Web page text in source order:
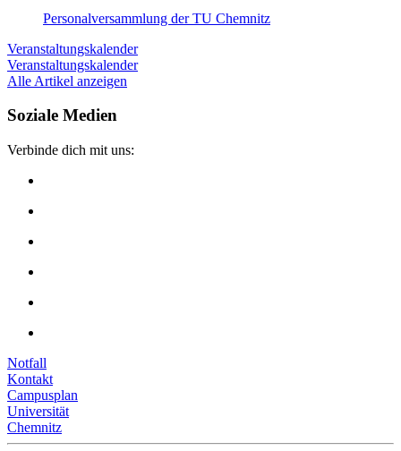
Personalversammlung der TU Chemnitz
Veranstaltungskalender
Veranstaltungskalender
Alle Artikel anzeigen
Soziale Medien
Verbinde dich mit uns:
Notfall
Kontakt
Campusplan
Universität
Chemnitz